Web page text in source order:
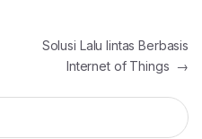
Solusi Lalu lintas Berbasis
Internet of Things →